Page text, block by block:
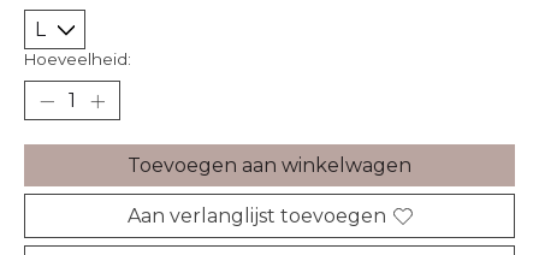
Hoeveelheid:
Toevoegen aan winkelwagen
Aan verlanglijst toevoegen